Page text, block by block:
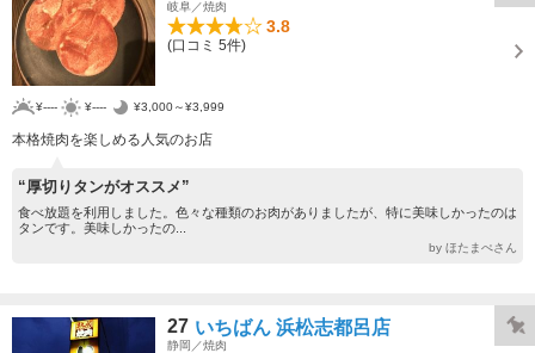
岐阜／焼肉
3.8
(口コミ 5件)
¥---- ¥---- ¥3,000～¥3,999
本格焼肉を楽しめる人気のお店
“厚切りタンがオススメ”
食べ放題を利用しました。色々な種類のお肉がありましたが、特に美味しかったのは
タンです。美味しかったの...
by ほたまぺさん
27 いちばん 浜松志都呂店
静岡／焼肉